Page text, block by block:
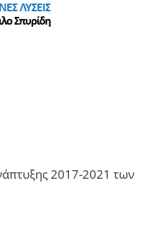
2017-2021 των